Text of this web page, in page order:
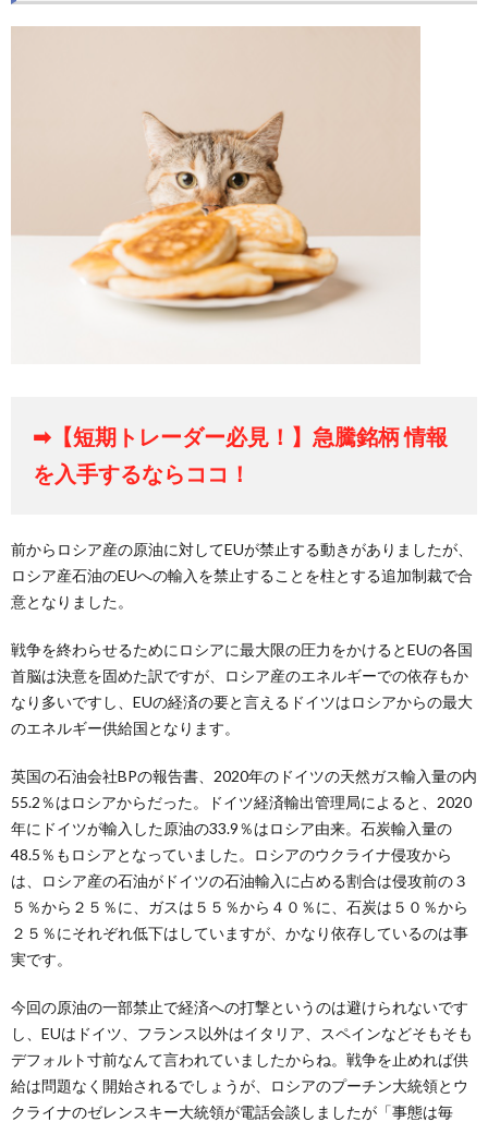
➡【短期トレーダー必見！】急騰銘柄 情報
を入手するならココ！
前からロシア産の原油に対してEUが禁止する動きがありましたが、
ロシア産石油のEUへの輸入を禁止することを柱とする追加制裁で合
意となりました。
戦争を終わらせるためにロシアに最大限の圧力をかけるとEUの各国
首脳は決意を固めた訳ですが、ロシア産のエネルギーでの依存もか
なり多いですし、EUの経済の要と言えるドイツはロシアからの最大
のエネルギー供給国となります。
英国の石油会社BPの報告書、2020年のドイツの天然ガス輸入量の内
55.2％はロシアからだった。ドイツ経済輸出管理局によると、2020
年にドイツが輸入した原油の33.9％はロシア由来。石炭輸入量の
48.5％もロシアとなっていました。ロシアのウクライナ侵攻から
は、ロシア産の石油がドイツの石油輸入に占める割合は侵攻前の３
５％から２５％に、ガスは５５％から４０％に、石炭は５０％から
２５％にそれぞれ低下はしていますが、かなり依存しているのは事
実です。
今回の原油の一部禁止で経済への打撃というのは避けられないです
し、EUはドイツ、フランス以外はイタリア、スペインなどそもそも
デフォルト寸前なんて言われていましたからね。戦争を止めれば供
給は問題なく開始されるでしょうが、ロシアのプーチン大統領とウ
クライナのゼレンスキー大統領が電話会談しましたが「事態は毎